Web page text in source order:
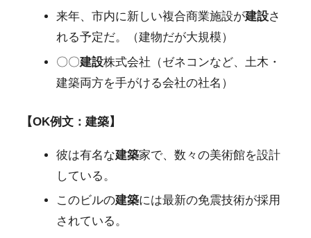
来年、市内に新しい複合商業施設が建設さ
れる予定だ。（建物だが大規模）
〇〇建設株式会社（ゼネコンなど、土木・
建築両方を手がける会社の社名）
【OK例文：建築】
彼は有名な建築家で、数々の美術館を設計
している。
このビルの建築には最新の免震技術が採用
されている。